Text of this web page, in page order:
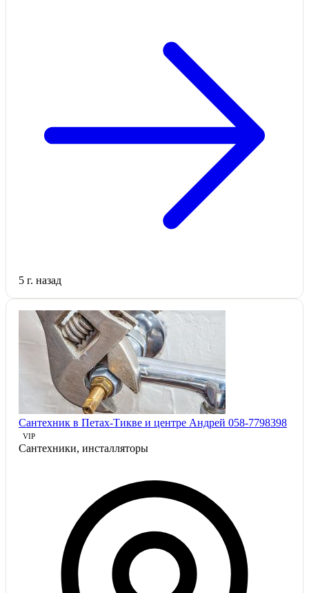
5 г. назад
Сантехник в Петах-Тикве и центре Андрей 058-7798398
VIP
Сантехники, инсталляторы